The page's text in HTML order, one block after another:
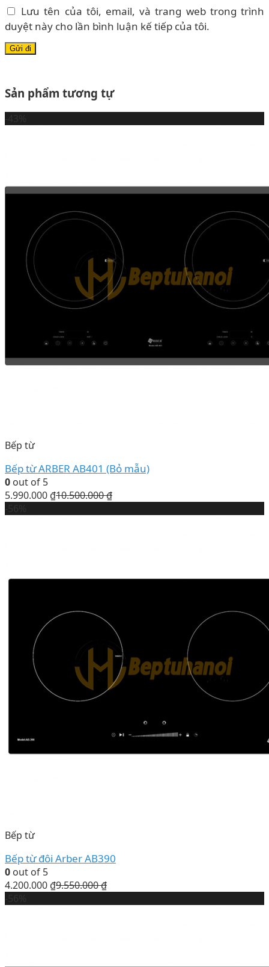
Lưu tên của tôi, email, và trang web trong trình
duyệt này cho lần bình luận kế tiếp của tôi.
Sản phẩm tương tự
Bếp từ
Bếp từ ARBER AB401 (Bỏ mẫu)
0 out of 5
5.990.000 ₫10.500.000₫
Bếp từ
Bếp từ đôi Arber AB390
0 out of 5
4.200.000 ₫9.550.000₫